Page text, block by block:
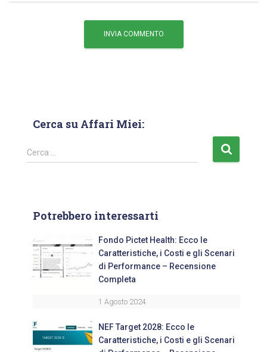
Cerca su Affari Miei:
Cerca …
Potrebbero interessarti
Fondo Pictet Health: Ecco le
Caratteristiche, i Costi e gli Scenari
di Performance – Recensione
Completa
1 Agosto 2024
NEF Target 2028: Ecco le
Caratteristiche, i Costi e gli Scenari